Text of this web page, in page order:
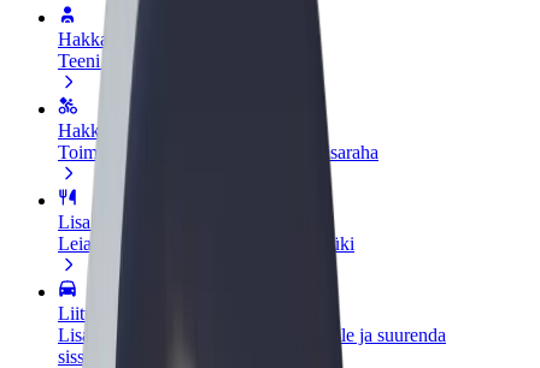
Hakka juhiks
Teeni siis, kui sulle sobib
Hakka kulleriks
Toimeta tellimused kohale ja teeni lisaraha
Lisa restoran või pood
Leia rohkem kliente ja suurenda müüki
Liitu sõidukipargi omanikuna
Lisa oma sõidukipark Bolti platvormile ja suurenda
sissetulekut